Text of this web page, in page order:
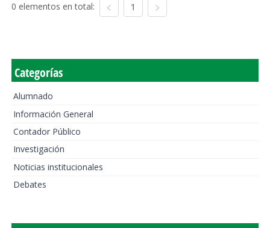
0 elementos en total: 1
Categorías
Alumnado
Información General
Contador Público
Investigación
Noticias institucionales
Debates